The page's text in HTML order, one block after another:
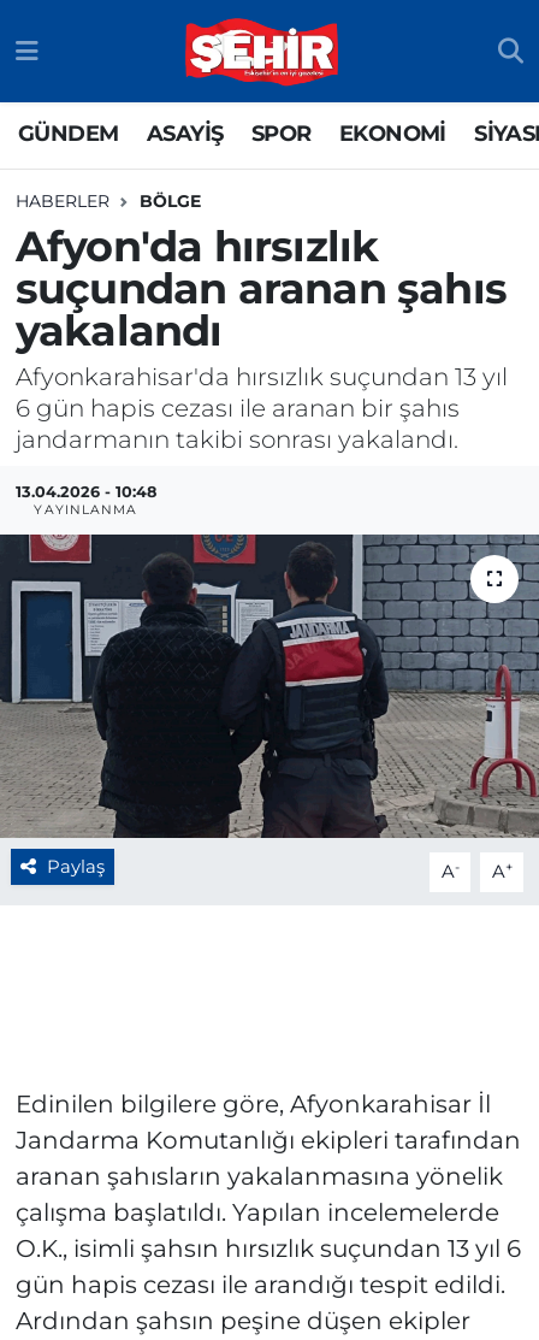
GÜNDEM ASAYİŞ SPOR EKONOMİ
HABERLER BÖLGE
Afyon'da hırsızlık
suçundan aranan şahıs
yakalandı
Afyonkarahisar'da hırsızlık suçundan 13 yıl
6 gün hapis cezası ile aranan bir şahıs
jandarmanın takibi sonrası yakalandı.
13.04.2026 - 10:48
YAYINLANMA
Paylaş A- A+
Edinilen bilgilere göre, Afyonkarahisar İl
Jandarma Komutanlığı ekipleri tarafından
aranan şahısların yakalanmasına yönelik
çalışma başlatıldı. Yapılan incelemelerde
O.K., isimli şahsın hırsızlık suçundan 13 yıl 6
gün hapis cezası ile arandığı tespit edildi.
Ardından şahsın peşine düşen ekipler
SPOR
EKONOMİ
SİYASET
RESMİ İLAN
SİYASET
SPOR
EKONOMİ
EĞİTİM
TEKNOLOJİ
BÖLGE
YAŞAM
DÜNYA
GENEL
GÜNCEL
RESMİ İLAN
Odunpazarı Nöbetçi Eczaneler
Odunpazarı Hava Durumu
Odunpazarı Trafik Yoğunluk Haritası
TFF 3.Lig 4.Grup Puan Durumu ve Fikstür
Tüm Manşetler
Son Dakika Haberleri